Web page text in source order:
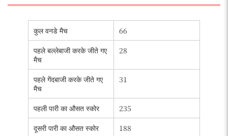
कुल वनडे मैच
66
पहले बल्लेबाजी करके जीते गए
मैच
28
पहले गेंदबाजी करके जीते गए
मैच
31
पहली पारी का औसत स्कोर
235
दूसरी पारी का औसत स्कोर
188